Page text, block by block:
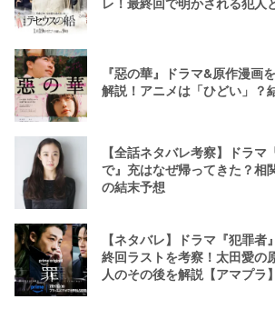
『惡の華』ドラマ&原作漫画
解説！アニメは「ひどい」？
【全話ネタバレ考察】ドラマ
で』充はなぜ帰ってきた？相
の結末予想
【ネタバレ】ドラマ『犯罪
終回ラストを考察！太田愛の
人のその後を解説【アマプラ】